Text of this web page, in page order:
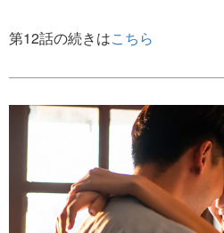
第12話の続きはこちら